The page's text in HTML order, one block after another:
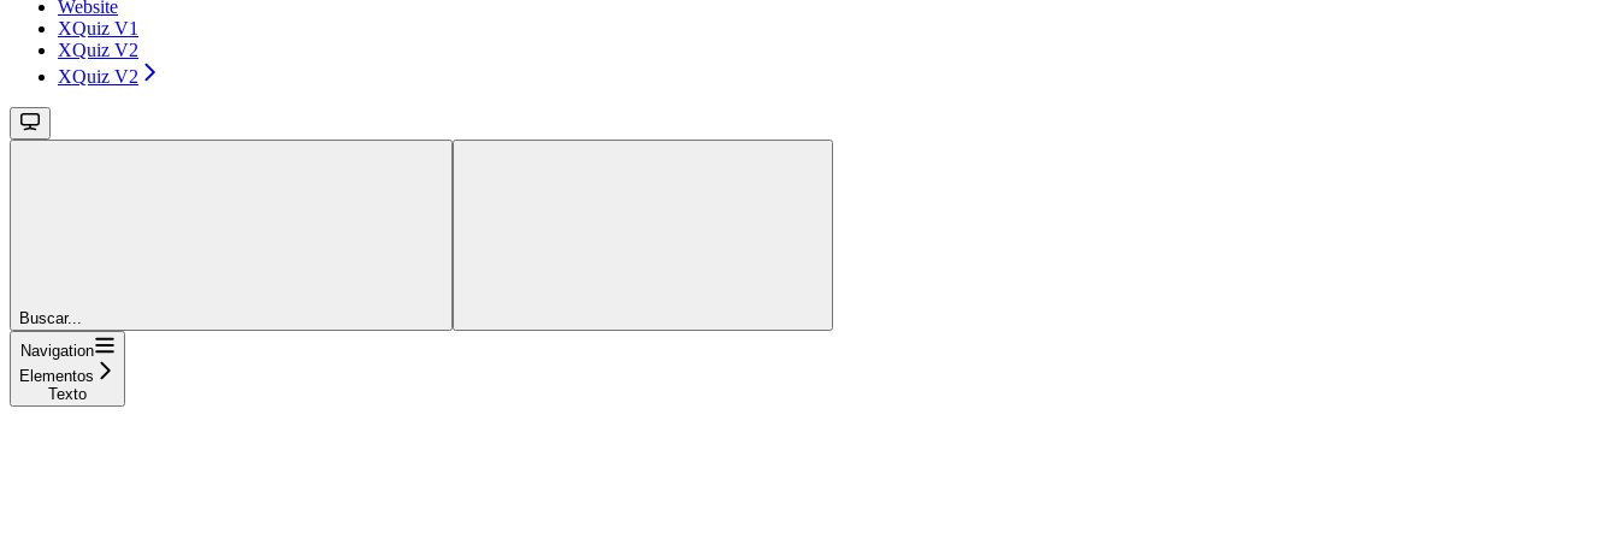
Website
XQuiz V1
XQuiz V2
XQuiz V2
Buscar...
Navigation
Elementos
Texto